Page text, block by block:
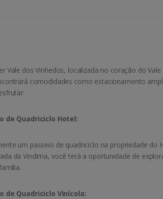
Vale dos Vinhedos, localizada no coração do
comodidades como estacionamento
de Quadriciclo Hotel:
um passeio de quadriciclo na propriedade
da Vindima, você terá a oportunidade de
de Quadriciclo Vinícola: